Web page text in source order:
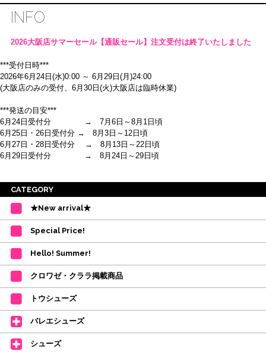
INFO
2026大阪店サマーセール【通販セール】注文受付は終了いたしました
***受付日時***
2026年6月24日(水)0:00 ～ 6月29日(月)24:00
(大阪店のみの受付、6月30日(火)大阪店は臨時休業)
***発送の目安***
6月24日受付分 → 7月6日～8月1日頃
6月25日・26日受付分 → 8月3日～12日頃
6月27日・28日受付分 → 8月13日～22日頃
6月29日受付分 → 8月24日～29日頃
※ご注意
・受付順に発送を行いますので、日にち指定はお受けできません。上記の期
間を目安として下さい。
(目安は多少ずれこむ場合がございます。)
・在庫の確保は発送の直前に行います。カートに入れて注文完了となって
も、商品の確保はされておりません。
ご注文商品が在庫切れの場合は、上記お目安の頃にご連絡させていただき
ます。
カード決済をされたお客様は決済金額の変更をさせていただきます。
【ミルバ×たけいみき】オリジナルタオルが新登場!
レッスンのお供にはもちろん、毎日の持ち歩きやギフトにもぴったりのミル
バオリジナルタオルです。
たけいみきさんが描く「夢かわいい」バレエイラストが、そのままタオルに
なりました。
CATEGORY
★New arrival★
Special Price!
Hello! Summer!
クロワゼ・クララ掲載商品
トウシューズ
バレエシューズ
シューズ